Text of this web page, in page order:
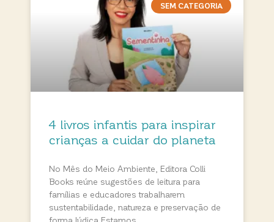
SEM CATEGORIA
4 livros infantis para inspirar
crianças a cuidar do planeta
No Mês do Meio Ambiente, Editora Colli
Books reúne sugestões de leitura para
famílias e educadores trabalharem
sustentabilidade, natureza e preservação de
forma lúdica Estamos